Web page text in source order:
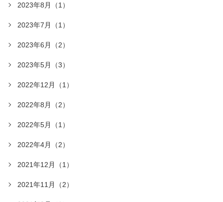
2023年8月（1）
2023年7月（1）
2023年6月（2）
2023年5月（3）
2022年12月（1）
2022年8月（2）
2022年5月（1）
2022年4月（2）
2021年12月（1）
2021年11月（2）